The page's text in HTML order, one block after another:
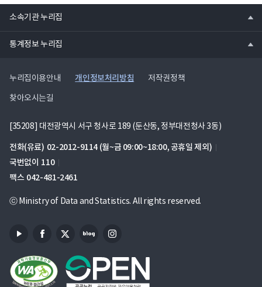
누리집이용안내 개인정보처리방침 저작권정책
찾아오시는길
[35208] 대전광역시 서구 청사로 189 (둔산동, 정부대전청사 3동)
전화(유료) 02-2012-9114 (월~금 09:00~18:00, 공휴일 제외)
국번없이 110
팩스 042-481-2461
ⓒ Ministry of Data and Statistics. All rights reserved.
소속기관 누리집
통계정보 누리집